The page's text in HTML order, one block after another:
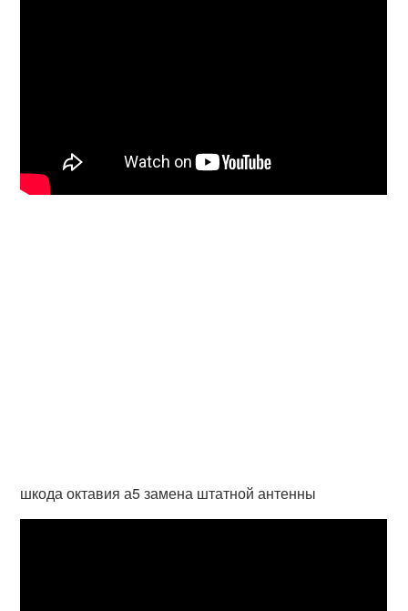
шкода октавия а5 замена штатной антенны